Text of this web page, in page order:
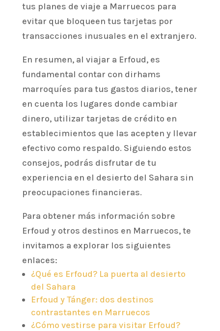
tus planes de viaje a Marruecos para
evitar que bloqueen tus tarjetas por
transacciones inusuales en el extranjero.
En resumen, al viajar a Erfoud, es
fundamental contar con dirhams
marroquíes para tus gastos diarios, tener
en cuenta los lugares donde cambiar
dinero, utilizar tarjetas de crédito en
establecimientos que las acepten y llevar
efectivo como respaldo. Siguiendo estos
consejos, podrás disfrutar de tu
experiencia en el desierto del Sahara sin
preocupaciones financieras.
Para obtener más información sobre
Erfoud y otros destinos en Marruecos, te
invitamos a explorar los siguientes
enlaces:
¿Qué es Erfoud? La puerta al desierto
del Sahara
Erfoud y Tánger: dos destinos
contrastantes en Marruecos
¿Cómo vestirse para visitar Erfoud?